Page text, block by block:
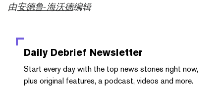
由安德鲁·海沃德编辑
Daily Debrief Newsletter
Start every day with the top news stories right now,
plus original features, a podcast, videos and more.